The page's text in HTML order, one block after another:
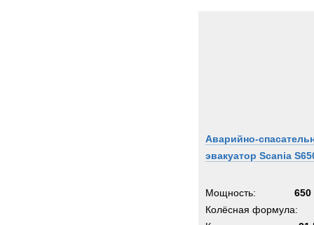
Аварийно-
эвакуатор Scania
Мощность:
650
Колёсная формула: